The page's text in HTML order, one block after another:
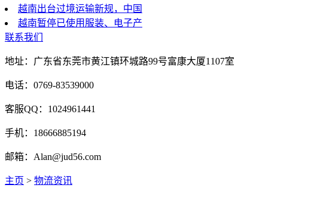
越南出台过境运输新规，中国
越南暂停已使用服装、电子产
联系我们
地址：广东省东莞市黄江镇环城路99号富康大厦1107室
电话：0769-83539000
客服QQ：1024961441
手机：18666885194
邮箱：Alan@jud56.com
主页 > 物流资讯